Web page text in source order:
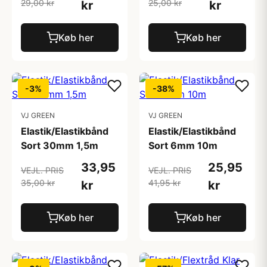
29,00 kr kr
Køb her
25,00 kr kr
Køb her
-3%
VJ GREEN
Elastik/Elastikbånd
Sort 30mm 1,5m
VEJL. PRIS
35,00 kr
33,95
kr
Køb her
-38%
VJ GREEN
Elastik/Elastikbånd
Sort 6mm 10m
VEJL. PRIS
41,95 kr
25,95
kr
Køb her